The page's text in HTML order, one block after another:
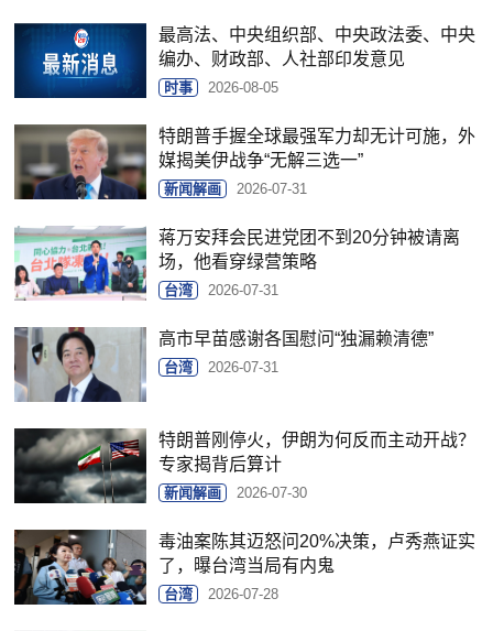
最高法、中央组织部、中央政法委、中央
编办、财政部、人社部印发意见
时事 2026-08-05
特朗普手握全球最强军力却无计可施，外
媒揭美伊战争“无解三选一”
新闻解画 2026-07-31
蒋万安拜会民进党团不到20分钟被请离
场，他看穿绿营策略
台湾 2026-07-31
高市早苗感谢各国慰问“独漏赖清德”
台湾 2026-07-31
特朗普刚停火，伊朗为何反而主动开战？
专家揭背后算计
新闻解画 2026-07-30
毒油案陈其迈怒问20%决策，卢秀燕证实
了，曝台湾当局有内鬼
台湾 2026-07-28